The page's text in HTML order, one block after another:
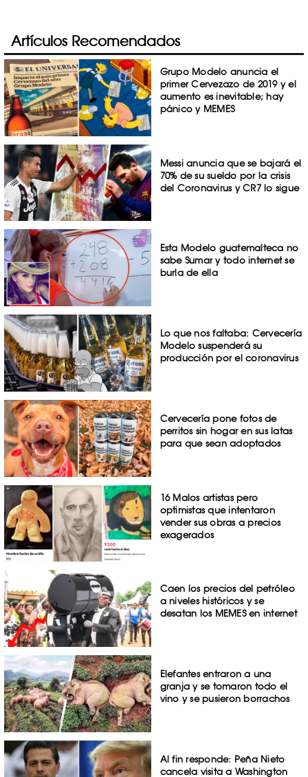
Artículos Recomendados
Grupo Modelo anuncia el
primer Cervezazo de 2019 y el
aumento es inevitable; hay
pánico y MEMES
Messi anuncia que se bajará el
70% de su sueldo por la crisis
del Coronavirus y CR7 lo sigue
Esta Modelo guatemalteca no
sabe Sumar y todo internet se
burla de ella
Lo que nos faltaba: Cervecería
Modelo suspenderá su
producción por el coronavirus
Cervecería pone fotos de
perritos sin hogar en sus latas
para que sean adoptados
16 Malos artistas pero
optimistas que intentaron
vender sus obras a precios
exagerados
Caen los precios del petróleo
a niveles históricos y se
desatan los MEMES en internet
Elefantes entraron a una
granja y se tomaron todo el
vino y se pusieron borrachos
Al fin responde: Peña Nieto
cancela visita a Washington